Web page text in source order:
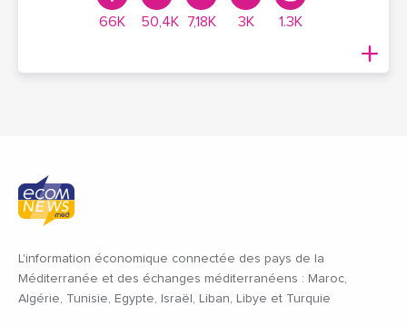
66K 50,4K 7,18K 3K 1.3K
L'information économique connectée des pays de la
Méditerranée et des échanges méditerranéens : Maroc,
Algérie, Tunisie, Egypte, Israël, Liban, Libye et Turquie